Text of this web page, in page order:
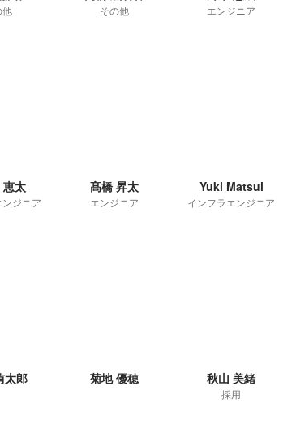
他 その他 エンジニア
太
ジニア
髙橋 昇太
エンジニア
Yuki Matsui
インフラエンジニア
太郎 菊地 優穂 秋山 美緒
採用